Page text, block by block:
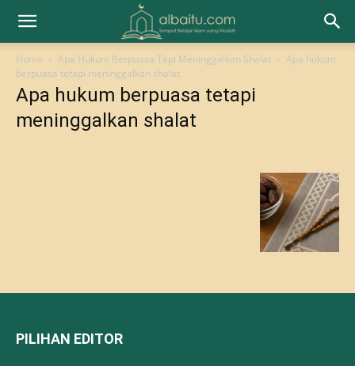
Home Apa Hukum Berpuasa Tapi Meninggalkan Shalat
Apa hukum
berpuasa tetapi meninggalkan shalat
Apa hukum berpuasa tetapi
meninggalkan shalat
PILIHAN EDITOR